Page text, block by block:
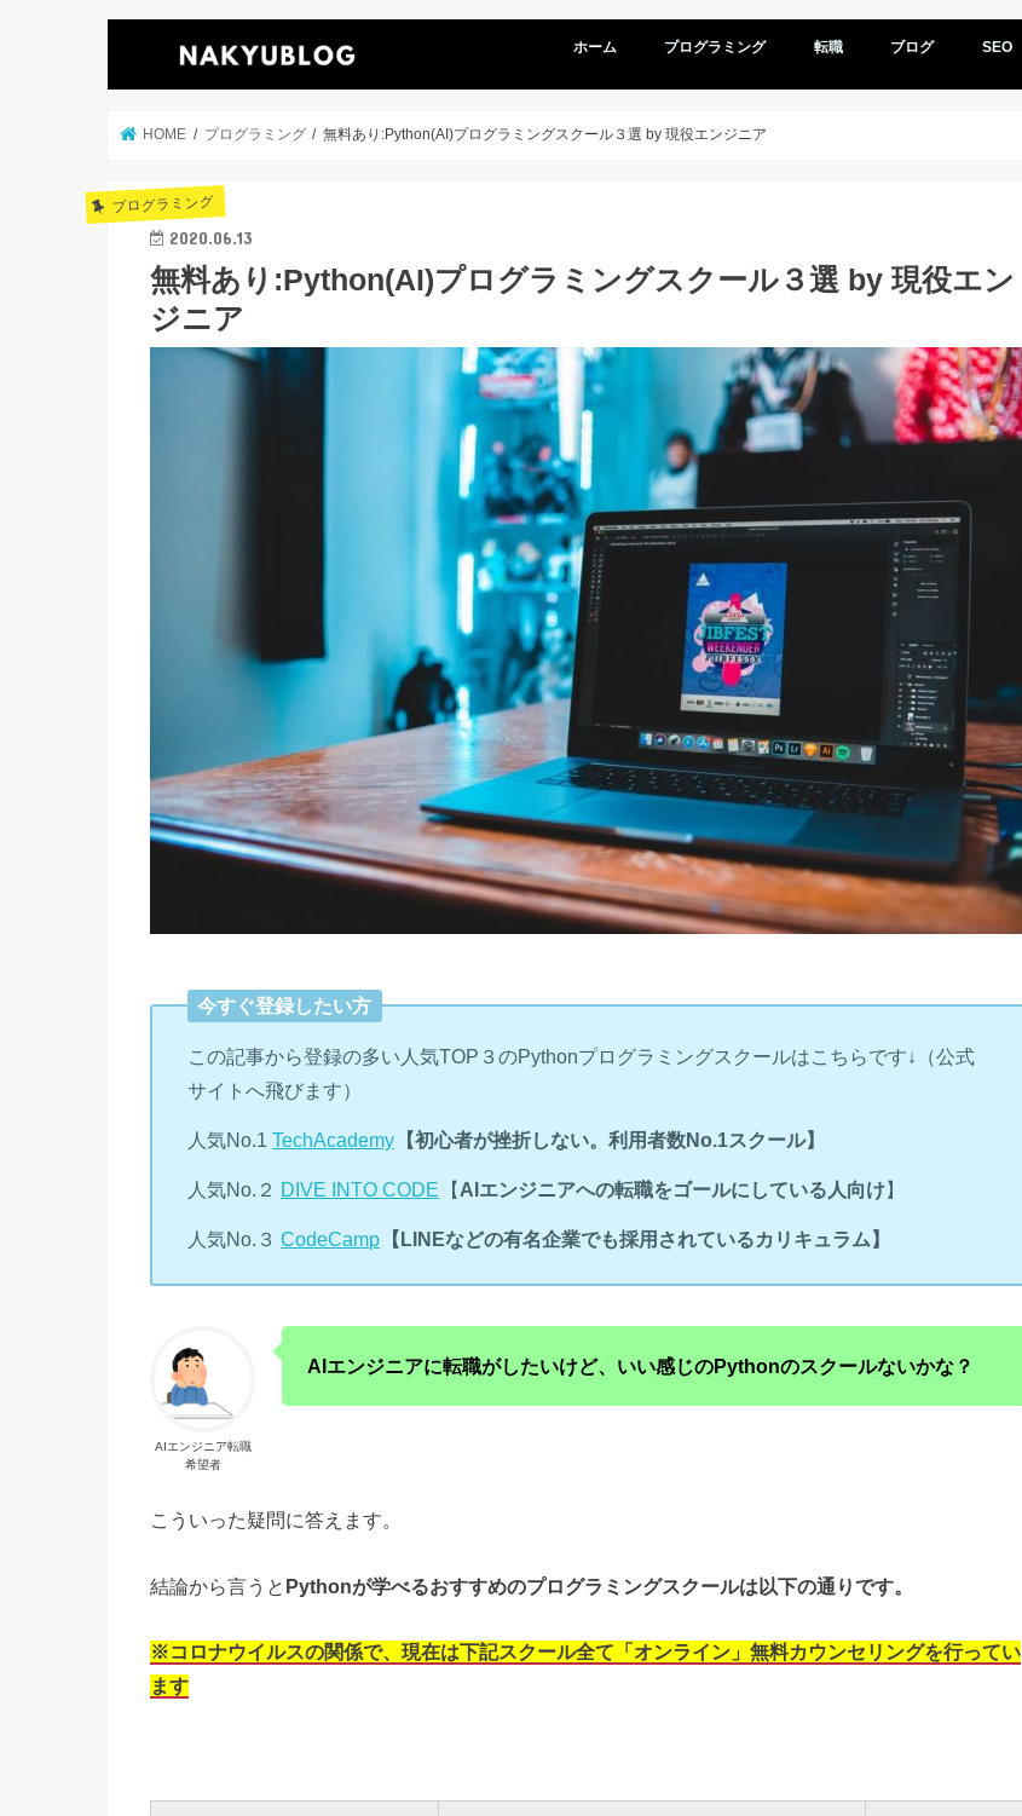
ホーム プログラミング 転職 ブログ SEO
HOME プログラミング 無料あり:Python(AI)プログラミングスクール３選 by 現役エンジニア
プログラミング
2020.06.13
無料あり:Python(AI)プログラミングスクール３選 by 現役エン
ジニア
今すぐ登録したい方
この記事から登録の多い人気TOP３のPythonプログラミングスクールはこちらです↓（公式
サイトへ飛びます）
人気No.1TechAcademy 【初心者が挫折しない。利用者数No.1スクール】
人気No.２ DIVE INTO CODE 【AIエンジニアへの転職をゴールにしている人向け】
人気No.３CodeCamp 【LINEなどの有名企業でも採用されているカリキュラム】
AIエンジニア転職
希望者
AIエンジニアに転職がしたいけど、いい感じのPythonのスクールないかな？
こういった疑問に答えます。
結論から言うと Pythonが学べるおすすめのプログラミングスクールは以下の通りです。
※コロナウイルスの関係で、現在は下記スクール全て「オンライン 」無料カウンセリングを行ってい
ます